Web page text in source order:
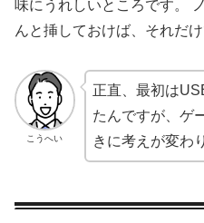
味にうれしいところです。
んと挿しておけば、それだ
こうへい
正直、最初は
たんですが、ゲ
きに考えが変わ